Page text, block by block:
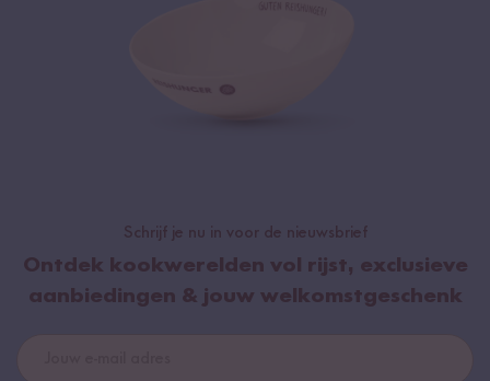
Schrijf je nu in voor de nieuwsbrief
Ontdek kookwerelden vol rijst, exclusieve
aanbiedingen & jouw welkomstgeschenk